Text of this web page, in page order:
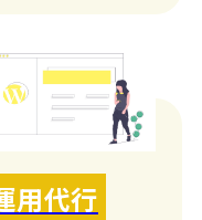
用代行